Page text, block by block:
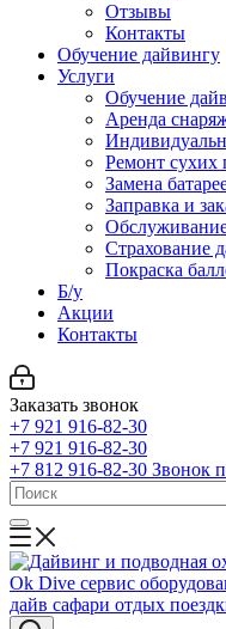
Отзывы
Контакты
Обучение дайвингу
Услуги
Обучение
Аренда
Ремонт сухих
Замена
Заправка и
Страхование
Покраска
Б/у
Акции
Контакты
Заказать звонок
+7 921 916-82-30
+7 921 916-82-30
+7 812 916-82-30 Звонок